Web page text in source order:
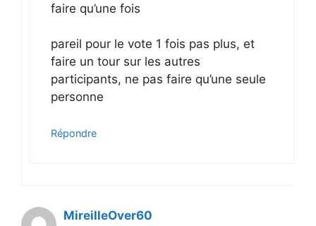
faire qu’une fois
pareil pour le vote 1 fois pas plus, et
faire un tour sur les autres
participants, ne pas faire qu’une seule
personne
Répondre
MireilleOver60